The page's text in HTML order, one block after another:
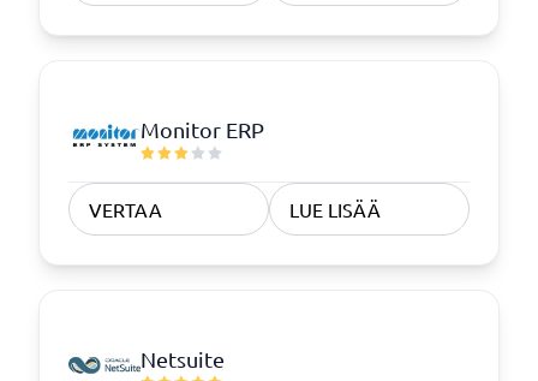
Monitor ERP
VERTAA LUE LISÄÄ
Netsuite